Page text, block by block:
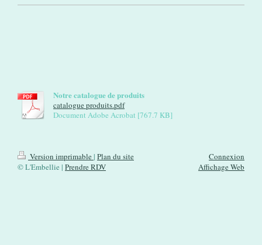
Notre catalogue de produits
catalogue produits.pdf
Document Adobe Acrobat [767.7 KB]
Version imprimable | Plan du site
© L'Embellie | Prendre RDV
Connexion
Affichage Web